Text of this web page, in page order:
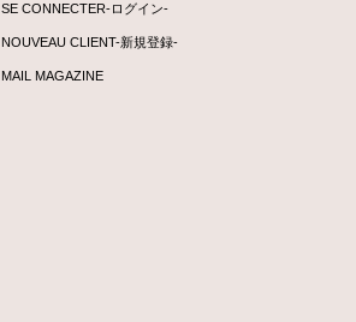
SE CONNECTER-ログイン-
NOUVEAU CLIENT-新規登録-
MAIL MAGAZINE